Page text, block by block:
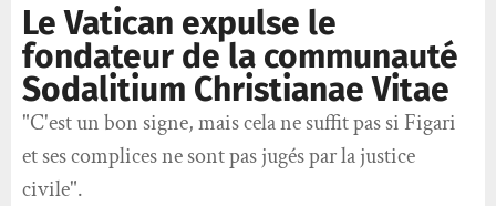
Le Vatican expulse le
fondateur de la communauté
Sodalitium Christianae Vitae
"C'est un bon signe, mais cela ne suffit pas si Figari
et ses complices ne sont pas jugés par la justice
civile".